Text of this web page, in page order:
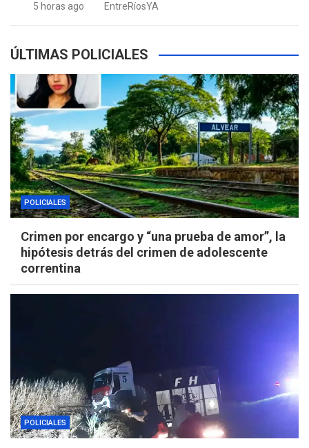
5 horas ago EntreRíosYA
ÚLTIMAS POLICIALES
POLICIALES
Crimen por encargo y “una prueba de amor”, la
hipótesis detrás del crimen de adolescente
correntina
POLICIALES